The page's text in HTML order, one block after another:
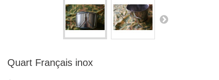
Quart Français inox